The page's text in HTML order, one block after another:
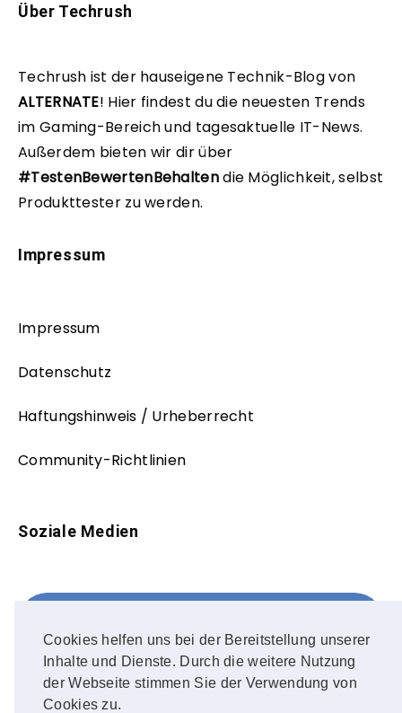
Cookies helfen uns bei der Bereitstellung unserer
Inhalte und Dienste. Durch die weitere Nutzung
der Webseite stimmen Sie der Verwendung von
Cookies zu.
Über Techrush
Techrush ist der hauseigene Technik-Blog von
ALTERNATE! Hier findest du die neuesten Trends
im Gaming-Bereich und tagesaktuelle IT-News.
Außerdem bieten wir dir über
#TestenBewertenBehaltendie Möglichkeit, selbst
Produkttester zu werden.
Impressum
Impressum
Datenschutz
Haftungshinweis / Urheberrecht
Community-Richtlinien
Soziale Medien
FOLLOW ME!
Instagram
OUR PHOTOS!